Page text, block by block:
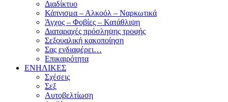
Διαδίκτυο
Κάπνισμα – Αλκοόλ – Ναρκωτικά
Άγχος – Φοβίες – Κατάθλιψη
Διαταραχές πρόσληψης τροφής
Σεξουαλική κακοποίηση
Σας ενδιαφέρει…
Επικαιρότητα
ΕΝΗΛΙΚΕΣ
Σχέσεις
Σεξ
Αυτοβελτίωση